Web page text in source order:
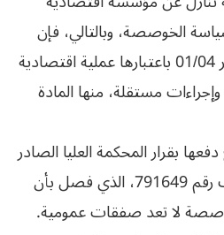
الخوصصة، وبالتالي، فإن
الواقعة تخضع لأحكام الأمر 01/04 باعتبارها عملية اقتصادية
مستقلة، منها المادة
بقرار المحكمة العليا الصادر
بتاريخ 04-07-2012، ملف رقم 791649، الذي فصل بأن
لا تعد صفقات عمومية.